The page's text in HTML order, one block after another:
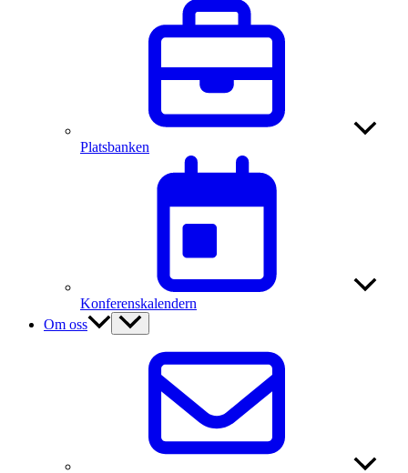
Platsbanken
Konferenskalendern
Om oss